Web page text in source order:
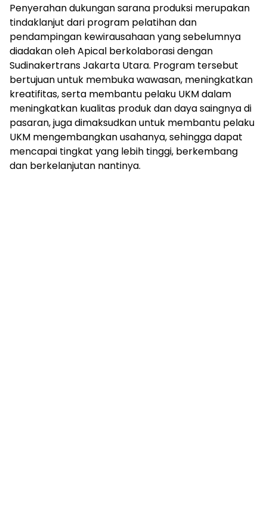
Penyerahan dukungan sarana produksi merupakan
tindaklanjut dari program pelatihan dan
pendampingan kewirausahaan yang sebelumnya
diadakan oleh Apical berkolaborasi dengan
Sudinakertrans Jakarta Utara. Program tersebut
bertujuan untuk membuka wawasan, meningkatkan
kreatifitas, serta membantu pelaku UKM dalam
meningkatkan kualitas produk dan daya saingnya di
pasaran, juga dimaksudkan untuk membantu pelaku
UKM mengembangkan usahanya, sehingga dapat
mencapai tingkat yang lebih tinggi, berkembang
dan berkelanjutan nantinya.